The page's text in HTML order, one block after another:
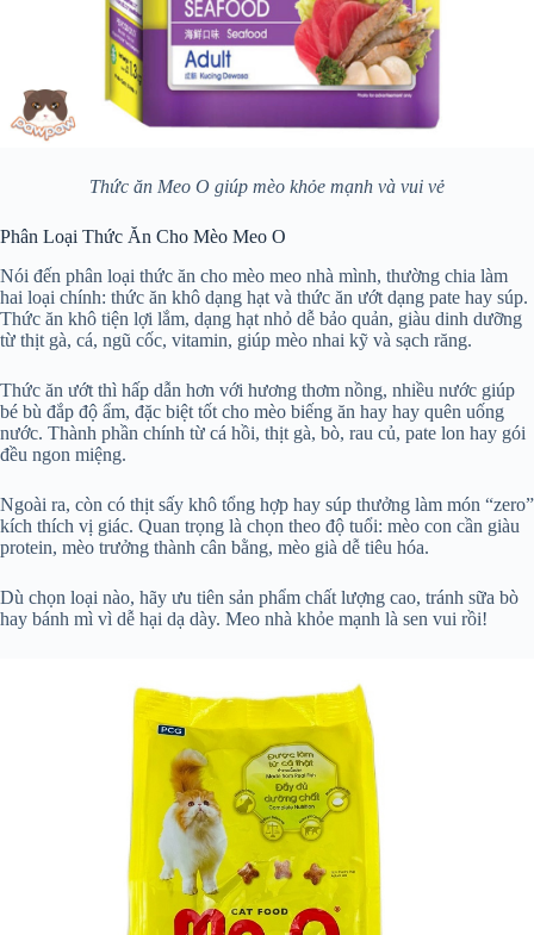
Thức ăn Meo O giúp mèo khỏe mạnh và vui vẻ
Phân Loại Thức Ăn Cho Mèo Meo O
Nói đến phân loại thức ăn cho mèo meo nhà mình, thường chia làm
hai loại chính: thức ăn khô dạng hạt và thức ăn ướt dạng pate hay súp.
Thức ăn khô tiện lợi lắm, dạng hạt nhỏ dễ bảo quản, giàu dinh dưỡng
từ thịt gà, cá, ngũ cốc, vitamin, giúp mèo nhai kỹ và sạch răng.
Thức ăn ướt thì hấp dẫn hơn với hương thơm nồng, nhiều nước giúp
bé bù đắp độ ẩm, đặc biệt tốt cho mèo biếng ăn hay hay quên uống
nước. Thành phần chính từ cá hồi, thịt gà, bò, rau củ, pate lon hay gói
đều ngon miệng.
Ngoài ra, còn có thịt sấy khô tổng hợp hay súp thưởng làm món “zero”
kích thích vị giác. Quan trọng là chọn theo độ tuổi: mèo con cần giàu
protein, mèo trưởng thành cân bằng, mèo già dễ tiêu hóa.
Dù chọn loại nào, hãy ưu tiên sản phẩm chất lượng cao, tránh sữa bò
hay bánh mì vì dễ hại dạ dày. Meo nhà khỏe mạnh là sen vui rồi!